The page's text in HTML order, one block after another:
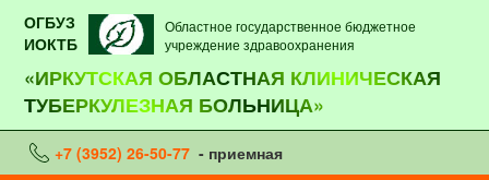
ОГБУЗ
ИОКТБ
Областное государственное бюджетное
учреждение здравоохранения
«ИРКУТСКАЯ ОБЛАСТНАЯ КЛИНИЧЕСКАЯ
ТУБЕРКУЛЕЗНАЯ БОЛЬНИЦА»
+7 (3952) 26-50-77 - приемная